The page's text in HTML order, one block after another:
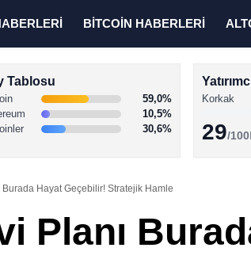
BİTCOİN HABERLERİ
Tablosu
59,0%
10,5%
30,6%
Korkak
29/100
Burada Hayat Geçebilir! Stratejik Hamle
Planı